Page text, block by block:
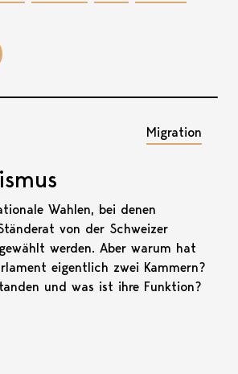
Migration
Wahlen, bei denen
von der Schweizer
werden. Aber warum hat
eigentlich zwei Kammern?
und was ist ihre Funktion?